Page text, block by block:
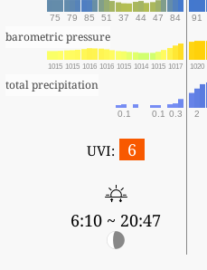
75 79 85 51 37 44 47 84 91
barometric pressure
1015 1015 1016 1016 1015 1014 1015 1017 1020
total precipitation
0.1 0.1 0.3 2
UVI: 6
6:10 ~ 20:47